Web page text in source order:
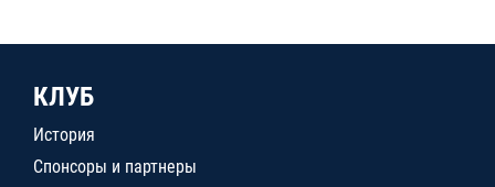
КЛУБ
История
Спонсоры и партнеры